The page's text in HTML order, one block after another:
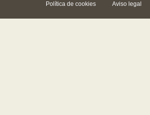
Política de cookies Aviso legal